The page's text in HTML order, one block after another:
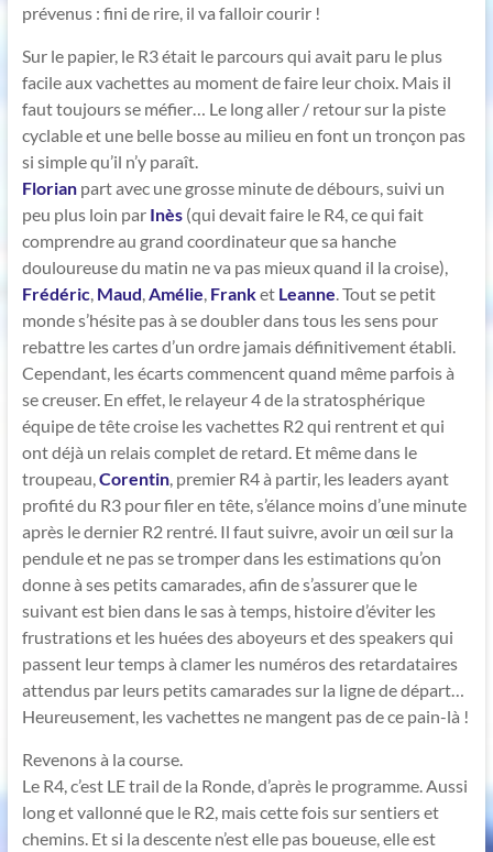
prévenus : fini de rire, il va falloir courir !
Sur le papier, le R3 était le parcours qui avait paru le plus
facile aux vachettes au moment de faire leur choix. Mais il
faut toujours se méfier… Le long aller / retour sur la piste
cyclable et une belle bosse au milieu en font un tronçon pas
si simple qu’il n’y paraît.
Florianpart avec une grosse minute de débours, suivi un
peu plus loin par Inès(qui devait faire le R4, ce qui fait
comprendre au grand coordinateur que sa hanche
douloureuse du matin ne va pas mieux quand il la croise),
Frédéric, Maud,Amélie, Franket Leanne. Tout se petit
monde s’hésite pas à se doubler dans tous les sens pour
rebattre les cartes d’un ordre jamais définitivement établi.
Cependant, les écarts commencent quand même parfois à
se creuser. En effet, le relayeur 4 de la stratosphérique
équipe de tête croise les vachettes R2 qui rentrent et qui
ont déjà un relais complet de retard. Et même dans le
troupeau,Corentin, premier R4 à partir, les leaders ayant
profité du R3 pour filer en tête, s’élance moins d’une minute
après le dernier R2 rentré. Il faut suivre, avoir un œil sur la
pendule et ne pas se tromper dans les estimations qu’on
donne à ses petits camarades, afin de s’assurer que le
suivant est bien dans le sas à temps, histoire d’éviter les
frustrations et les huées des aboyeurs et des speakers qui
passent leur temps à clamer les numéros des retardataires
attendus par leurs petits camarades sur la ligne de départ…
Heureusement, les vachettes ne mangent pas de ce pain-là !
Revenons à la course.
Le R4, c’est LE trail de la Ronde, d’après le programme. Aussi
long et vallonné que le R2, mais cette fois sur sentiers et
chemins. Et si la descente n’est elle pas boueuse, elle est